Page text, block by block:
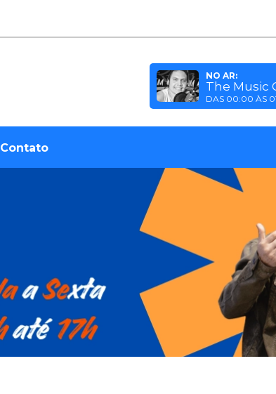
NO AR:
The Music
DAS 00:00 ÀS
Contato